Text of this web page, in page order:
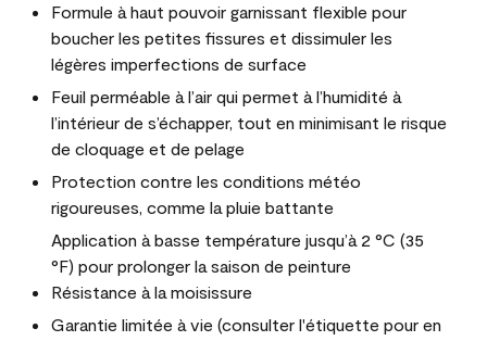
Formule à haut pouvoir garnissant flexible pour
boucher les petites fissures et dissimuler les
légères imperfections de surface
Feuil perméable à l’air qui permet à l’humidité à
l’intérieur de s’échapper, tout en minimisant le risque
de cloquage et de pelage
Protection contre les conditions météo
rigoureuses, comme la pluie battante
Application à basse température jusqu’à 2 °C (35
°F) pour prolonger la saison de peinture
Résistance à la moisissure
Garantie limitée à vie (consulter l'étiquette pour en